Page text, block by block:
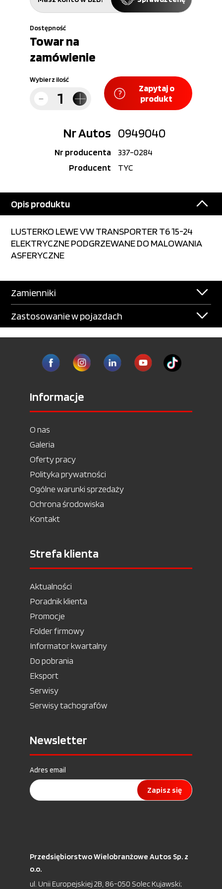
Dostępność
Towar na
zamówienie
Wybierz ilość
Zapytaj o
produkt
Nr Autos 0949040
Nr producenta
337-0284
Producent
TYC
Opis produktu
LUSTERKO LEWE VW TRANSPORTER T6 15-24
ELEKTRYCZNE PODGRZEWANE DO MALOWANIA
ASFERYCZNE
Zamienniki
Zastosowanie w pojazdach
Informacje
O nas
Galeria
Oferty pracy
Polityka prywatności
Ogólne warunki sprzedaży
Ochrona środowiska
Kontakt
Strefa klienta
Aktualności
Poradnik klienta
Promocje
Folder firmowy
Informator kwartalny
Do pobrania
Eksport
Serwisy
Serwisy tachografów
Newsletter
Adres email
Zapisz się
Przedsiębiorstwo Wielobranżowe Autos Sp. z
o.o.
ul. Unii Europejskiej 2B, 86-050 Solec Kujawski;